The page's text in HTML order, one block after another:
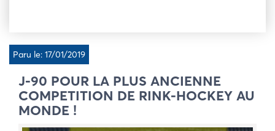
Paru le: 17/01/2019
J-90 POUR LA PLUS ANCIENNE
COMPETITION DE RINK-HOCKEY AU
MONDE !